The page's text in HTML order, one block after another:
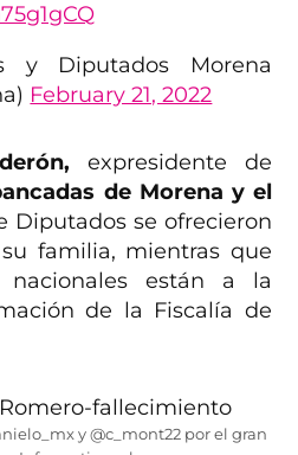
y Diputados Morena
February 21, 2022
expresidente de
de Morena y el
Diputados se ofrecieron
familia, mientras que
están a la
de la Fiscalía de
y @c_mont22 por el gran